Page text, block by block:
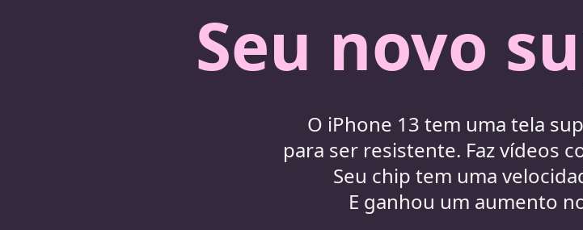
Seu novo
O iPhone 13 tem uma tela
para ser resistente. Faz vídeos
Seu chip tem uma
E ganhou um aumento